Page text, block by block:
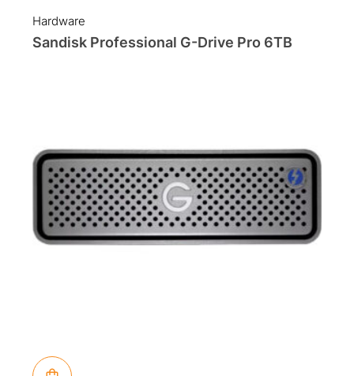
Hardware
Sandisk Professional G-Drive Pro 6TB